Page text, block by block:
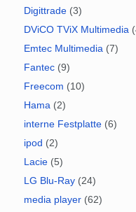
Digittrade (3)
DViCO TViX Multimedia
Emtec Multimedia (7)
Fantec (9)
Freecom (10)
Hama (2)
interne Festplatte (6)
ipod (2)
Lacie (5)
LG Blu-Ray (24)
media player (62)